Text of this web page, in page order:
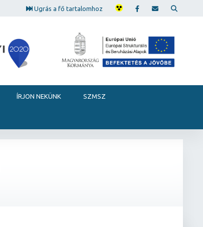
Ugrás a fő tartalomhoz
ÍRJON NEKÜNK SZMSZ